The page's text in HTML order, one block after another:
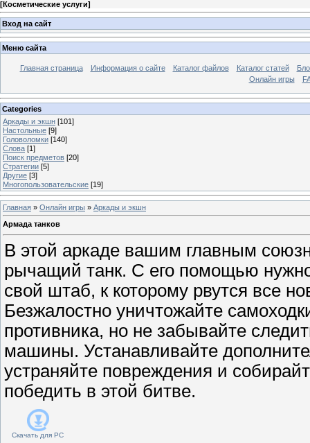
[Косметические услуги]
Вход на сайт
Меню сайта
Главная страница Информация о сайте Каталог файлов Каталог статей
Онлайн игры
Categories
Аркады и экшн [101]
Настольные [9]
Головоломки [140]
Слова [1]
Поиск предметов [20]
Стратегии [5]
Другие [3]
Многопользовательские [19]
Главная » Онлайн игры » Аркады и экшн
Армада танков
В этой аркаде вашим главным
рычащий танк. С его помощью
свой штаб, к которому рвутся все
Безжалостно уничтожайте
противника, но не забывайте
машины. Устанавливайте
устраняйте повреждения и
победить в этой битве.
Скачать для PC